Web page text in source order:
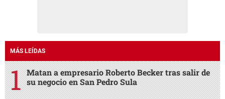
MÁS LEÍDAS
Matan a empresario Roberto Becker tras salir de
su negocio en San Pedro Sula